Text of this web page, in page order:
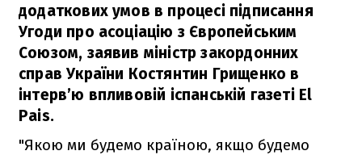
додаткових умов в процесі підписання
Угоди про асоціацію з Європейським
Союзом, заявив міністр закордонних
справ України Костянтин Грищенко в
інтерв’ю впливовій іспанській газеті El
Pais.
"Якою ми будемо країною, якщо будемо